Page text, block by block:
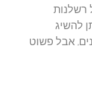
אבל פשוט